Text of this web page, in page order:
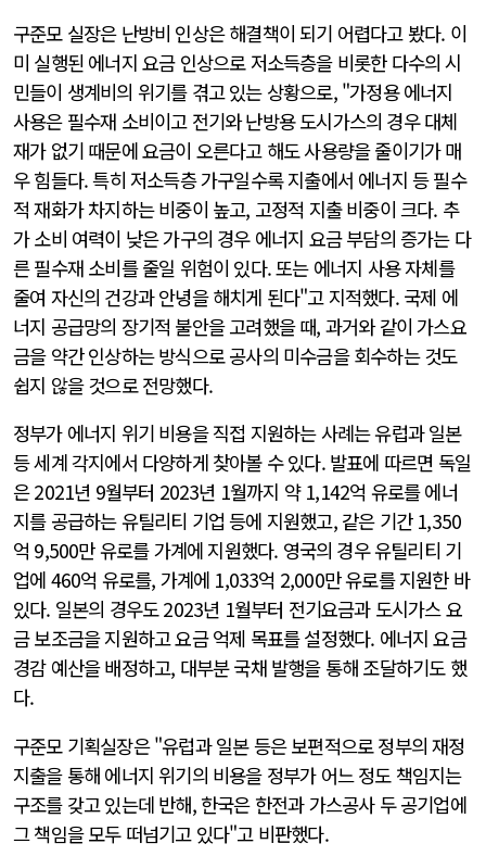
구준모 실장은 난방비 인상은 해결책이 되기 어렵다고 봤다. 이
미 실행된 에너지 요금 인상으로 저소득층을 비롯한 다수의 시
민들이 생계비의 위기를 겪고 있는 상황으로, "가정용 에너지
사용은 필수재 소비이고 전기와 난방용 도시가스의 경우 대체
재가 없기 때문에 요금이 오른다고 해도 사용량을 줄이기가 매
우 힘들다. 특히 저소득층 가구일수록 지출에서 에너지 등 필수
적 재화가 차지하는 비중이 높고, 고정적 지출 비중이 크다. 추
가 소비 여력이 낮은 가구의 경우 에너지 요금 부담의 증가는 다
른 필수재 소비를 줄일 위험이 있다. 또는 에너지 사용 자체를
줄여 자신의 건강과 안녕을 해치게 된다"고 지적했다. 국제 에
너지 공급망의 장기적 불안을 고려했을 때, 과거와 같이 가스요
금을 약간 인상하는 방식으로 공사의 미수금을 회수하는 것도
쉽지 않을 것으로 전망했다.
정부가 에너지 위기 비용을 직접 지원하는 사례는 유럽과 일본
등 세계 각지에서 다양하게 찾아볼 수 있다. 발표에 따르면 독일
은 2021년 9월부터 2023년 1월까지 약 1,142억 유로를 에너
지를 공급하는 유틸리티 기업 등에 지원했고, 같은 기간 1,350
억 9,500만 유로를 가계에 지원했다. 영국의 경우 유틸리티 기
업에 460억 유로를, 가계에 1,033억 2,000만 유로를 지원한 바
있다. 일본의 경우도 2023년 1월부터 전기요금과 도시가스 요
금 보조금을 지원하고 요금 억제 목표를 설정했다. 에너지 요금
경감 예산을 배정하고, 대부분 국채 발행을 통해 조달하기도 했
다.
구준모 기획실장은 "유럽과 일본 등은 보편적으로 정부의 재정
지출을 통해 에너지 위기의 비용을 정부가 어느 정도 책임지는
구조를 갖고 있는데 반해, 한국은 한전과 가스공사 두 공기업에
그 책임을 모두 떠넘기고 있다"고 비판했다.